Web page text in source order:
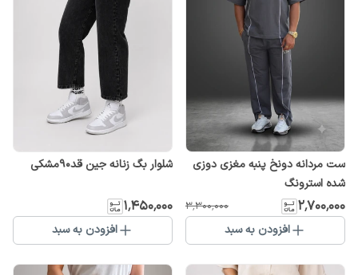
ست مردانه دونخ پنبه مغزی دوزی
شده استرونگ
۲٬۷۰۰٬۰۰۰ ۳٬۳۰۰٬۰۰۰
افزودن به سبد
شلوار بگ زنانه جین قد90مشکی
۱٬۴۵۰٬۰۰۰
افزودن به سبد